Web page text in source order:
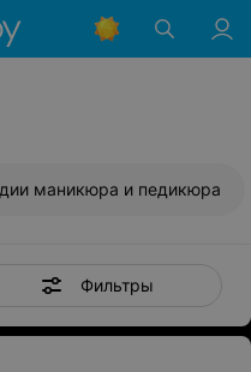
маникюра и педикюра
Фильтры